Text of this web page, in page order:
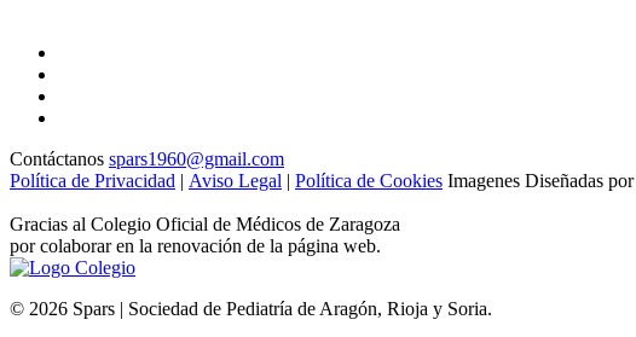
Contáctanos spars1960@gmail.com
Política de Privacidad | Aviso Legal | Política de Cookies Imagenes Diseñadas por
Gracias al Colegio Oficial de Médicos de Zaragoza
por colaborar en la renovación de la página web.
© 2026 Spars | Sociedad de Pediatría de Aragón, Rioja y Soria.